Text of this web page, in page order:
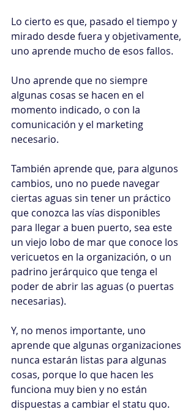
Lo cierto es que, pasado el tiempo y
mirado desde fuera y objetivamente,
uno aprende mucho de esos fallos.
Uno aprende que no siempre
algunas cosas se hacen en el
momento indicado, o con la
comunicación y el marketing
necesario.
También aprende que, para algunos
cambios, uno no puede navegar
ciertas aguas sin tener un práctico
que conozca las vías disponibles
para llegar a buen puerto, sea este
un viejo lobo de mar que conoce los
vericuetos en la organización, o un
padrino jerárquico que tenga el
poder de abrir las aguas (o puertas
necesarias).
Y, no menos importante, uno
aprende que algunas organizaciones
nunca estarán listas para algunas
cosas, porque lo que hacen les
funciona muy bien y no están
dispuestas a cambiar el statu quo.